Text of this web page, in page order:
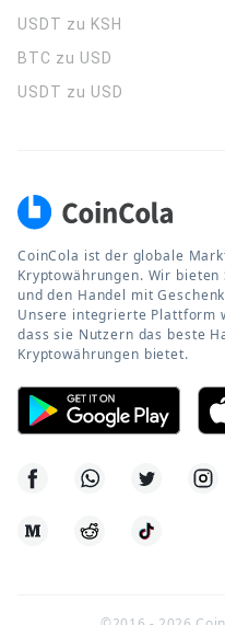
USDT zu KSH
BTC zu USD
USDT zu USD
CoinCola ist der globale
Kryptowährungen. Wir
und den Handel mit
Unsere integrierte Plattform
dass sie Nutzern das beste
Kryptowährungen bietet.